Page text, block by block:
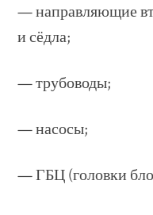
— направляющие
и сёдла;
— трубоводы;
— насосы;
— ГБЦ (головки